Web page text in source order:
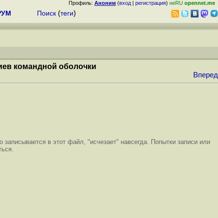
Профиль: Аноним (вход | регистрация) неRU opennet.me
Поиск (теги)
командной оболочки
Вперед
в этот файл, "исчезает" навсегда. Попытки записи или